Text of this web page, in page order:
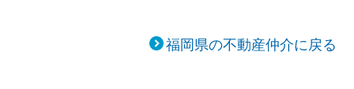
福岡県の不動産仲介に戻る